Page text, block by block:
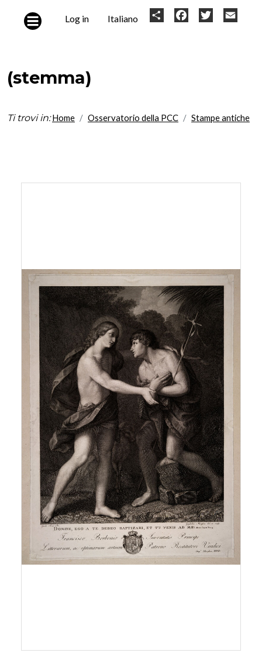
User
Log in Italiano Share FacebookTwitter
(stemma)
Ti trovi in: Home Osservatorio della PCC Stampe antiche